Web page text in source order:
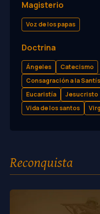
Magisterio
Voz de los papas
Doctrina
Ángeles
Catecismo
Consagración a la
Eucaristía
Jesucristo
Vida de los santos
Reconquista